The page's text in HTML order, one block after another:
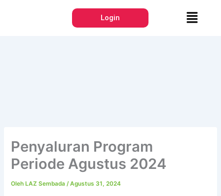
Login Menu
Penyaluran Program
Periode Agustus 2024
OlehLAZ Sembada/Agustus 31, 2024